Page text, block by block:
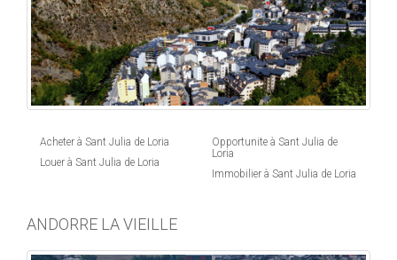
Acheter à Sant Julia de Loria
Louer à Sant Julia de Loria
Opportunite à Sant Julia de
Loria
Immobilier à Sant Julia de Loria
ANDORRE LA VIEILLE